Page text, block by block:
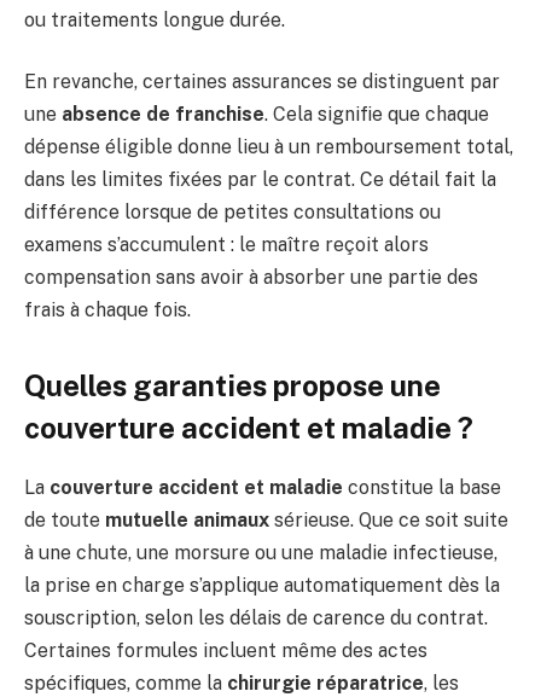
ou traitements longue durée.
En revanche, certaines assurances se distinguent par
une absence de franchise. Cela signifie que chaque
dépense éligible donne lieu à un remboursement total,
dans les limites fixées par le contrat. Ce détail fait la
différence lorsque de petites consultations ou
examens s’accumulent : le maître reçoit alors
compensation sans avoir à absorber une partie des
frais à chaque fois.
Quelles garanties propose une
couverture accident et maladie ?
La couverture accident et maladie constitue la base
de toute mutuelle animaux sérieuse. Que ce soit suite
à une chute, une morsure ou une maladie infectieuse,
la prise en charge s’applique automatiquement dès la
souscription, selon les délais de carence du contrat.
Certaines formules incluent même des actes
spécifiques, comme la chirurgie réparatrice, les